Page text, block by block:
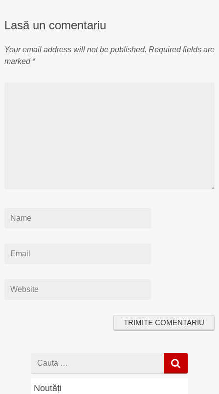
Lasă un comentariu
Your email address will not be published. Required fields are
marked *
Cauta
Noutăți